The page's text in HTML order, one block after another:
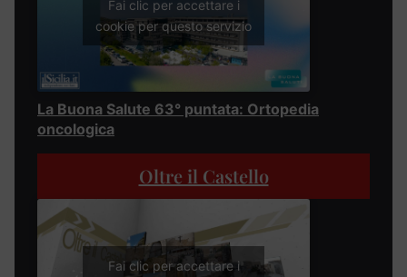
Fai clic per accettare i
cookie per questo servizio
La Buona Salute 63° puntata: Ortopedia
oncologica
Oltre il Castello
Fai clic per accettare i